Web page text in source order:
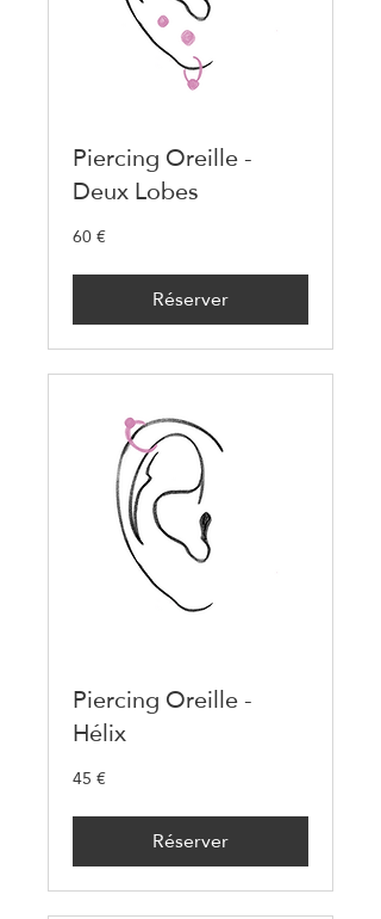
Piercing Oreille -
Deux Lobes
60
euros
60 €
Réserver
Piercing Oreille -
Hélix
45
euros
45 €
Réserver